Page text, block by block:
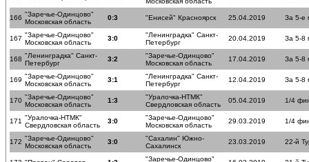
166 "Заречье-Одинцово"
Московская область
0:3 "Енисей" Красноярск 25.04.2019 За 5-е
167 "Заречье-Одинцово"
Московская область
3:0
"Ленинградка" Санкт-
Петербург
20.04.2019 За 5-8
168 "Ленинградка" Санкт-
Петербург
3:2
"Заречье-Одинцово"
Московская область
17.04.2019 За 5-8
169 "Заречье-Одинцово"
Московская область
3:1
"Ленинградка" Санкт-
Петербург
12.04.2019 За 5-8
170 "Заречье-Одинцово"
Московская область
1:3
"Уралочка-НТМК"
Свердловская область
05.04.2019 1/4
171 "Уралочка-НТМК"
Свердловская область
3:0
"Заречье-Одинцово"
Московская область
29.03.2019 1/4
172 "Заречье-Одинцово"
Московская область
3:0
"Сахалин" Южно-
Сахалинск
23.03.2019 22-й
"Заречье-Одинцово"